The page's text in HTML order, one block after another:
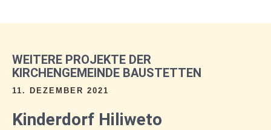
WEITERE PROJEKTE DER
KIRCHENGEMEINDE BAUSTETTEN
11. DEZEMBER 2021
Kinderdorf Hiliweto